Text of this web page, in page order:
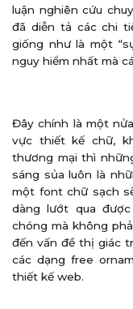
luận nghiên cứu
đã diễn tả các chi
giống như là một
nguy hiểm nhất mà
Đây chính là một
vực thiết kế chữ,
thương mại thì
sáng sủa luôn là
một font chữ sạch
dàng lướt qua
chóng mà không
đến vấn đề thị giác
các dạng free
thiết kế web.